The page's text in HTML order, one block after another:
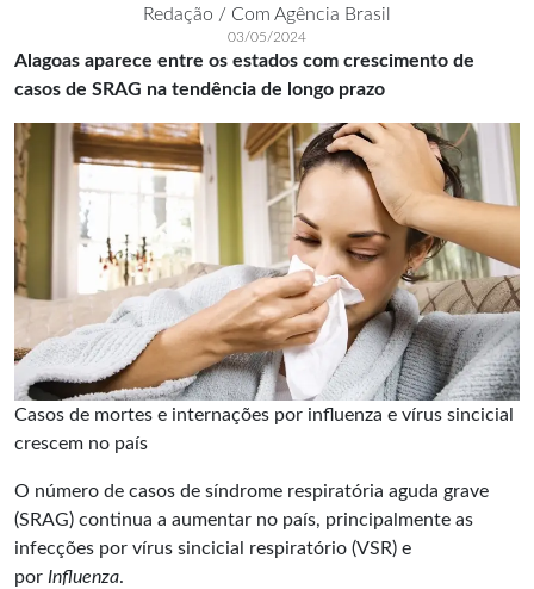
Redação / Com Agência Brasil
03/05/2024
Alagoas aparece entre os estados com crescimento de
casos de SRAG na tendência de longo prazo
Casos de mortes e internações por influenza e vírus sincicial
crescem no país
O número de casos de síndrome respiratória aguda grave
(SRAG) continua a aumentar no país, principalmente as
infecções por vírus sincicial respiratório (VSR) e
por Influenza.